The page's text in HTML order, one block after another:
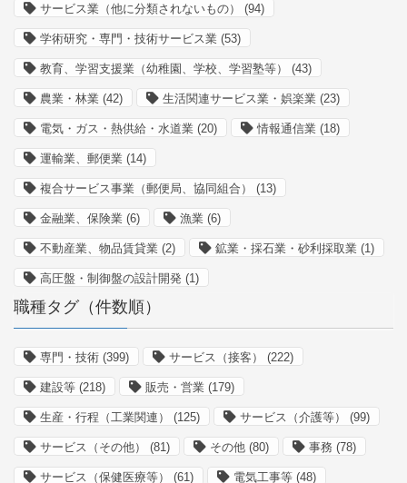
サービス業（他に分類されないもの） (94)
学術研究・専門・技術サービス業 (53)
教育、学習支援業（幼稚園、学校、学習塾等） (43)
農業・林業 (42) 生活関連サービス業・娯楽業 (23)
電気・ガス・熱供給・水道業 (20) 情報通信業 (18)
運輸業、郵便業 (14)
複合サービス事業（郵便局、協同組合） (13)
金融業、保険業 (6) 漁業 (6)
不動産業、物品賃貸業 (2) 鉱業・採石業・砂利採取業 (1)
高圧盤・制御盤の設計開発 (1)
職種タグ（件数順）
専門・技術 (399) サービス（接客） (222)
建設等 (218) 販売・営業 (179)
生産・行程（工業関連） (125) サービス（介護等） (99)
サービス（その他） (81) その他 (80) 事務 (78)
サービス（保健医療等） (61) 電気工事等 (48)